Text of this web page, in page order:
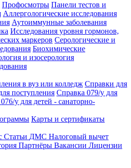
Профосмотры Панели тестов и
Аллергологические исследования
Аутоиммунные заболевания
Исследования уровня гормонов,
маркеров Серологические и
Биохимические
и изосерология
в вуз или колледж Справки для
поступления Справка 079/у для
у для детей - санаторно-
Карты и сертификаты
Статьи ДМС Налоговый вычет
Партнёры Вакансии Лицензии